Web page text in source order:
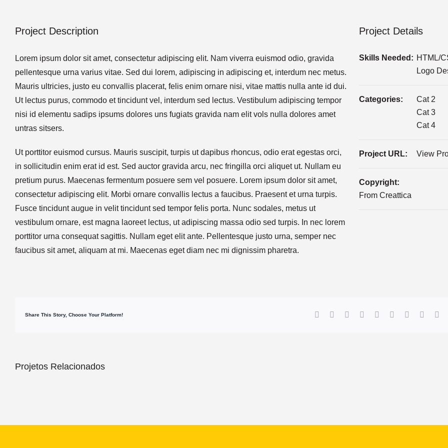
Project Description
Lorem ipsum dolor sit amet, consectetur adipiscing elit. Nam viverra euismod odio, gravida
pellentesque urna varius vitae. Sed dui lorem, adipiscing in adipiscing et, interdum nec metus.
Mauris ultricies, justo eu convallis placerat, felis enim ornare nisi, vitae mattis nulla ante id dui.
Ut lectus purus, commodo et tincidunt vel, interdum sed lectus. Vestibulum adipiscing tempor
nisi id elementu sadips ipsums dolores uns fugiats gravida nam elit vols nulla dolores amet
untras sitsers.
Ut porttitor euismod cursus. Mauris suscipit, turpis ut dapibus rhoncus, odio erat egestas orci,
in sollicitudin enim erat id est. Sed auctor gravida arcu, nec fringilla orci aliquet ut. Nullam eu
pretium purus. Maecenas fermentum posuere sem vel posuere. Lorem ipsum dolor sit amet,
consectetur adipiscing elit. Morbi ornare convallis lectus a faucibus. Praesent et urna turpis.
Fusce tincidunt augue in velit tincidunt sed tempor felis porta. Nunc sodales, metus ut
vestibulum ornare, est magna laoreet lectus, ut adipiscing massa odio sed turpis. In nec lorem
porttitor urna consequat sagittis. Nullam eget elit ante. Pellentesque justo urna, semper nec
faucibus sit amet, aliquam at mi. Maecenas eget diam nec mi dignissim pharetra.
Project Details
Skills Needed: HTML/
Logo
Categories:
Cat 2
Cat 3
Cat 4
Project URL: View
Copyright:
From Creattica
Share This Story, Choose Your Platform! Facebook
TwitterReddit LinkedInWhatsApp
TumblrPinterest
Projetos Relacionados